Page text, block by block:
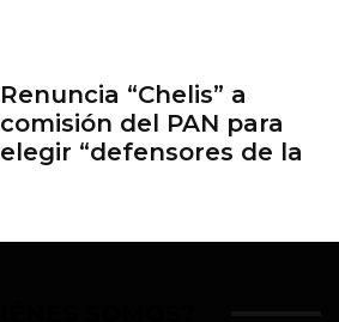
Renuncia “Chelis” a
comisión del PAN para
elegir “defensores de la